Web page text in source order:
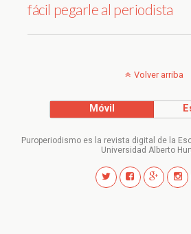
fácil pegarle al periodista
Volver arriba
Móvil
Puroperiodismo es la revista digital de la
Universidad Alberto